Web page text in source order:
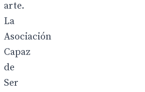
arte.
La
Asociación
Capaz
de
Ser